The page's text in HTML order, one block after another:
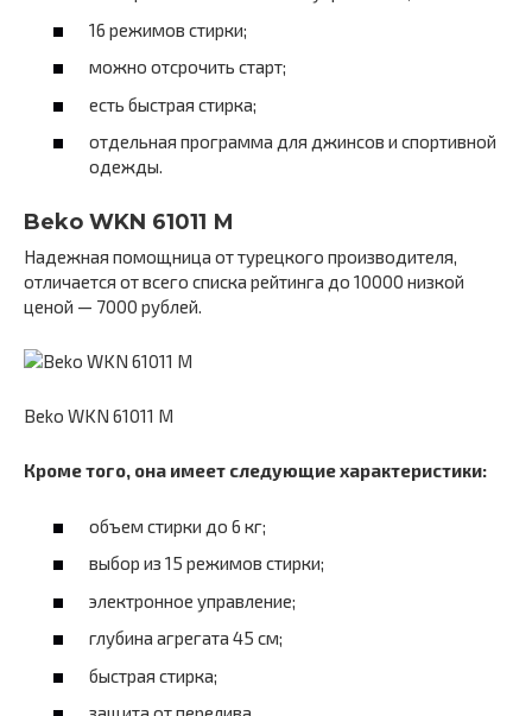
16 режимов стирки;
можно отсрочить старт;
есть быстрая стирка;
отдельная программа для джинсов и спортивной
одежды.
Beko WKN 61011 М
Надежная помощница от турецкого производителя,
отличается от всего списка рейтинга до 10000 низкой
ценой — 7000 рублей.
Beko WKN 61011 М
Кроме того, она имеет следующие характеристики:
объем стирки до 6 кг;
выбор из 15 режимов стирки;
электронное управление;
глубина агрегата 45 см;
быстрая стирка;